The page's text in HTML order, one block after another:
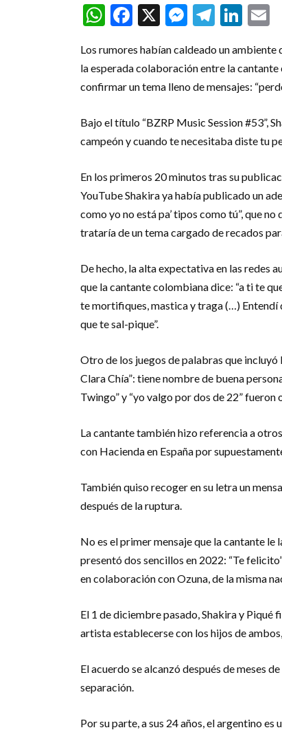
WhatsApp
Facebook
X
Los rumores habían caldeado un
la esperada colaboración entre la
confirmar un tema lleno de mensajes:
Bajo el título “BZRP Music Session #53”,
campeón y cuando te necesitaba diste tu
En los primeros 20 minutos tras su
YouTube Shakira ya había publicado un
como yo no está pa’ tipos como tú”, que
trataría de un tema cargado de recados
De hecho, la alta expectativa en las redes
que la cantante colombiana dice: “a ti te
te mortifiques, mastica y traga (…) Entendí
que te sal-pique”.
Otro de los juegos de palabras que incluyó
Clara Chía”: tiene nombre de buena
Twingo” y “yo valgo por dos de 22”
La cantante también hizo referencia a
con Hacienda en España por
También quiso recoger en su letra un
después de la ruptura.
No es el primer mensaje que la cantante le
presentó dos sencillos en 2022: “Te
en colaboración con Ozuna, de la misma
El 1 de diciembre pasado, Shakira y Piqué
artista establecerse con los hijos de
El acuerdo se alcanzó después de meses
separación.
Por su parte, a sus 24 años, el argentino